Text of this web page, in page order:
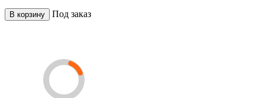
В корзину Под заказ